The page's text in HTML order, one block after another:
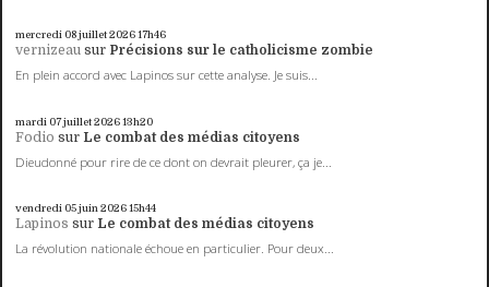
mercredi 08juillet 202617h46
vernizeau sur Précisions sur le catholicisme zombie
En plein accord avec Lapinos sur cette analyse. Je suis...
mardi 07juillet 202613h20
Fodio sur Le combat des médias citoyens
Dieudonné pour rire de ce dont on devrait pleurer, ça je...
vendredi 05juin 202615h44
Lapinos sur Le combat des médias citoyens
La révolution nationale échoue en particulier. Pour deux...